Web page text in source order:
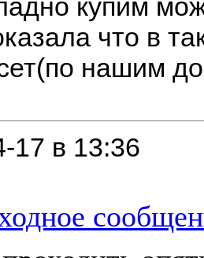
купим
что в
нашим
17 в 13:36